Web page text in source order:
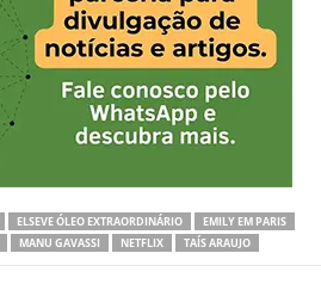
ELSEVE ÓLEO EXTRAORDINÁRIO
EMILY EM PARIS
MANU GAVASSI NETFLIX TAÍS ARAUJO